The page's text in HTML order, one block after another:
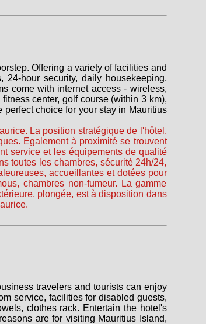
Offering a variety of facilities and
hour security, daily housekeeping,
come with internet access - wireless,
center, golf course (within 3 km),
choice for your stay in Mauritius
La position stratégique de l'hôtel,
Egalement à proximité se trouvent
service et les équipements de qualité
toutes les chambres, sécurité 24h/24,
accueillantes et dotées pour
chambres non-fumeur. La gamme
plongée, est à disposition dans
travelers and tourists can enjoy
service, facilities for disabled guests,
clothes rack. Entertain the hotel's
are for visiting Mauritius Island,